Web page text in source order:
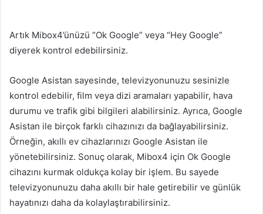
Artık Mibox4’ünüzü “Ok Google” veya “Hey Google”
diyerek kontrol edebilirsiniz.
Google Asistan sayesinde, televizyonunuzu sesinizle
kontrol edebilir, film veya dizi aramaları yapabilir, hava
durumu ve trafik gibi bilgileri alabilirsiniz. Ayrıca, Google
Asistan ile birçok farklı cihazınızı da bağlayabilirsiniz.
Örneğin, akıllı ev cihazlarınızı Google Asistan ile
yönetebilirsiniz. Sonuç olarak, Mibox4 için Ok Google
cihazını kurmak oldukça kolay bir işlem. Bu sayede
televizyonunuzu daha akıllı bir hale getirebilir ve günlük
hayatınızı daha da kolaylaştırabilirsiniz.